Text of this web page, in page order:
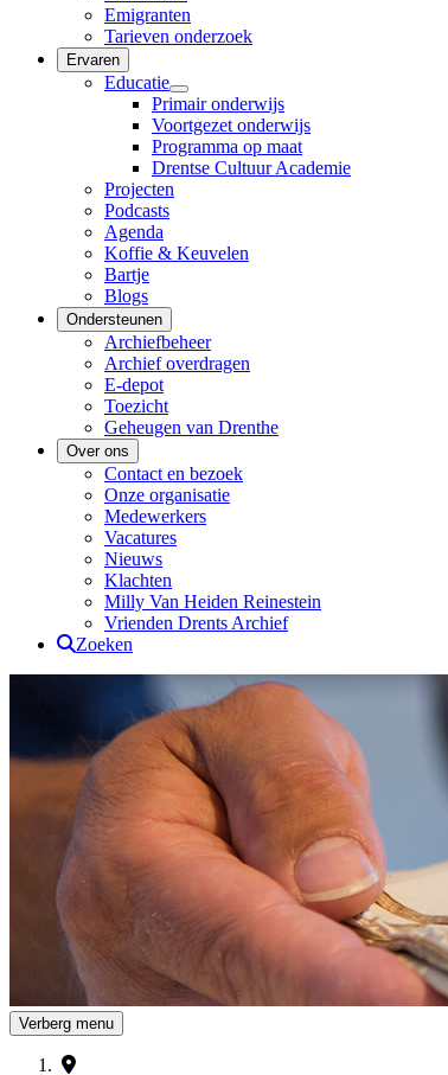
Emigranten
Tarieven onderzoek
Ervaren
Educatie
Primair onderwijs
Voortgezet onderwijs
Programma op maat
Drentse Cultuur Academie
Projecten
Podcasts
Agenda
Koffie & Keuvelen
Bartje
Blogs
Ondersteunen
Archiefbeheer
Archief overdragen
E-depot
Toezicht
Geheugen van Drenthe
Over ons
Contact en bezoek
Onze organisatie
Medewerkers
Vacatures
Nieuws
Klachten
Milly Van Heiden Reinestein
Vrienden Drents Archief
Zoeken
Drents Archief
Verberg menu